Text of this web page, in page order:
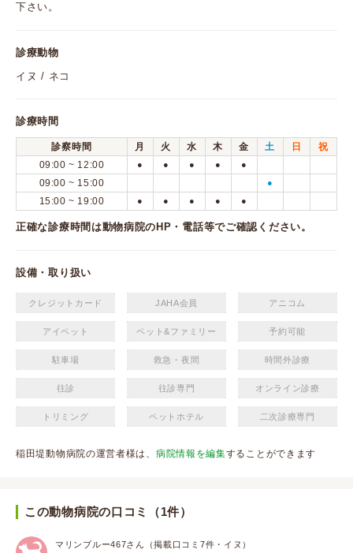
下さい。
診療動物
イヌ / ネコ
診療時間
診察時間 月 火 水 木 金 土 日
祝
09:00 ~ 12:00
● ● ● ● ●
09:00 ~ 15:00 ●
15:00 ~ 19:00 ● ● ● ● ●
正確な診療時間は動物病院のHP・電話等でご確認ください。
設備・取り扱い
クレジットカード JAHA会員 アニコム
アイペット ペット&ファミリー 予約可能
駐車場 救急・夜間 時間外診療
往診 往診専門 オンライン診療
トリミング ペットホテル 二次診療専門
稲田堤動物病院の運営者様は、 病院情報を編集することができます
この動物病院の口コミ（1件）
マリンブルー467さん（掲載口コミ7件・イヌ）